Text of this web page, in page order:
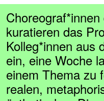
kuratieren das
Kolleg*innen aus
ein, eine Woche
einem Thema zu
realen,